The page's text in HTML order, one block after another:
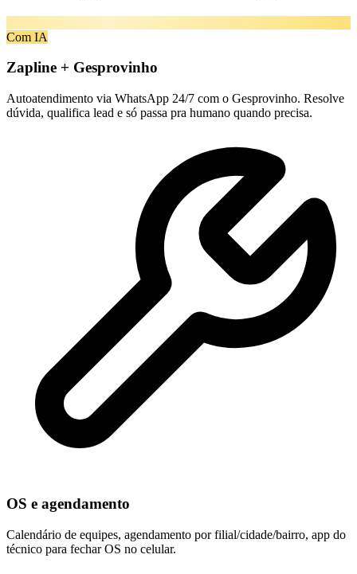
Com IA
Zapline + Gesprovinho
Autoatendimento via WhatsApp 24/7 com o Gesprovinho. Resolve
dúvida, qualifica lead e só passa pra humano quando precisa.
OS e agendamento
Calendário de equipes, agendamento por filial/cidade/bairro, app do
técnico para fechar OS no celular.